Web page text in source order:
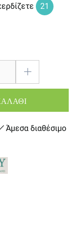
21
Άμεσα διαθέσιμο